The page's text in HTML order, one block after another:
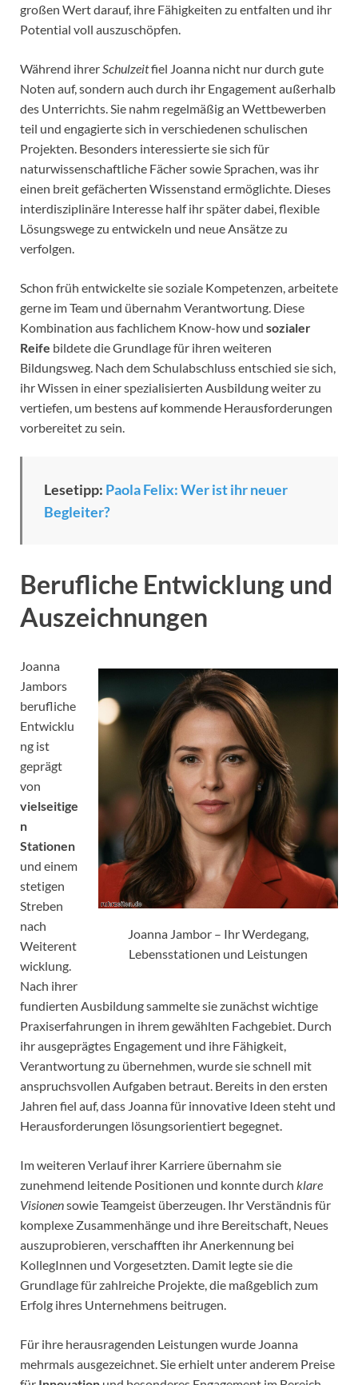
großen Wert darauf, ihre Fähigkeiten zu entfalten und ihr
Potential voll auszuschöpfen.
Während ihrer Schulzeitfiel Joanna nicht nur durch gute
Noten auf, sondern auch durch ihr Engagement außerhalb
des Unterrichts. Sie nahm regelmäßig an Wettbewerben
teil und engagierte sich in verschiedenen schulischen
Projekten. Besonders interessierte sie sich für
naturwissenschaftliche Fächer sowie Sprachen, was ihr
einen breit gefächerten Wissenstand ermöglichte. Dieses
interdisziplinäre Interesse half ihr später dabei, flexible
Lösungswege zu entwickeln und neue Ansätze zu
verfolgen.
Schon früh entwickelte sie soziale Kompetenzen, arbeitete
gerne im Team und übernahm Verantwortung. Diese
Kombination aus fachlichem Know-how und sozialer
Reife bildete die Grundlage für ihren weiteren
Bildungsweg. Nach dem Schulabschluss entschied sie sich,
ihr Wissen in einer spezialisierten Ausbildung weiter zu
vertiefen, um bestens auf kommende Herausforderungen
vorbereitet zu sein.
Lesetipp: Paola Felix: Wer ist ihr neuer
Begleiter?
Berufliche Entwicklung und
Auszeichnungen
Joanna Jambor – Ihr Werdegang,
Lebensstationen und Leistungen
Joanna
Jambors
berufliche
Entwicklu
ng ist
geprägt
von
vielseitige
n
Stationen
und einem
stetigen
Streben
nach
Weiterent
wicklung.
Nach ihrer
fundierten Ausbildung sammelte sie zunächst wichtige
Praxiserfahrungen in ihrem gewählten Fachgebiet. Durch
ihr ausgeprägtes Engagement und ihre Fähigkeit,
Verantwortung zu übernehmen, wurde sie schnell mit
anspruchsvollen Aufgaben betraut. Bereits in den ersten
Jahren fiel auf, dass Joanna für innovative Ideen steht und
Herausforderungen lösungsorientiert begegnet.
Im weiteren Verlauf ihrer Karriere übernahm sie
zunehmend leitende Positionen und konnte durch klare
Visionensowie Teamgeist überzeugen. Ihr Verständnis für
komplexe Zusammenhänge und ihre Bereitschaft, Neues
auszuprobieren, verschafften ihr Anerkennung bei
KollegInnen und Vorgesetzten. Damit legte sie die
Grundlage für zahlreiche Projekte, die maßgeblich zum
Erfolg ihres Unternehmens beitrugen.
Für ihre herausragenden Leistungen wurde Joanna
mehrmals ausgezeichnet. Sie erhielt unter anderem Preise